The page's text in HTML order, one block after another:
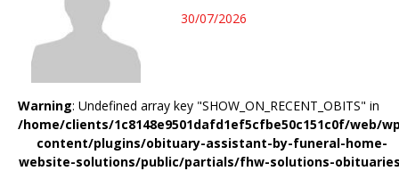
30/07/2026
Warning: Undefined array key "SHOW_ON_RECENT_OBITS" in
/home/clients/1c8148e9501dafd1ef5cfbe50c151c0f/web/
content/plugins/obituary-assistant-by-funeral-home-
website-solutions/public/partials/fhw-solutions-